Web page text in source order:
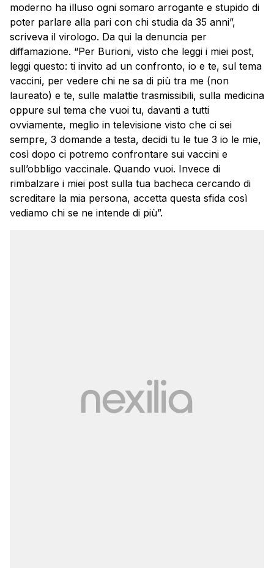
moderno ha illuso ogni somaro arrogante e stupido di
poter parlare alla pari con chi studia da 35 anni”,
scriveva il virologo. Da qui la denuncia per
diffamazione. “Per Burioni, visto che leggi i miei post,
leggi questo: ti invito ad un confronto, io e te, sul tema
vaccini, per vedere chi ne sa di più tra me (non
laureato) e te, sulle malattie trasmissibili, sulla medicina
oppure sul tema che vuoi tu, davanti a tutti
ovviamente, meglio in televisione visto che ci sei
sempre, 3 domande a testa, decidi tu le tue 3 io le mie,
così dopo ci potremo confrontare sui vaccini e
sull’obbligo vaccinale. Quando vuoi. Invece di
rimbalzare i miei post sulla tua bacheca cercando di
screditare la mia persona, accetta questa sfida così
vediamo chi se ne intende di più”.